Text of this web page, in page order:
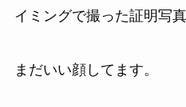
イミングで撮った証明写
まだいい顔してます。